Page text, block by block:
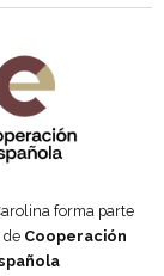
forma parte
de Cooperación